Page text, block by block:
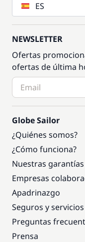
ES
NEWSLETTER
Ofertas
ofertas de última
Globe Sailor
¿Quiénes somos?
¿Cómo funciona?
Nuestras garantías
Empresas
Apadrinazgo
Seguros y servicios
Preguntas
Prensa